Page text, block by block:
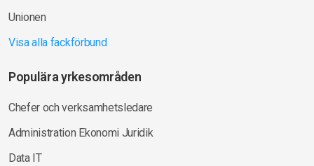
Unionen
Visa alla fackförbund
Populära yrkesområden
Chefer och verksamhetsledare
Administration Ekonomi Juridik
Data IT